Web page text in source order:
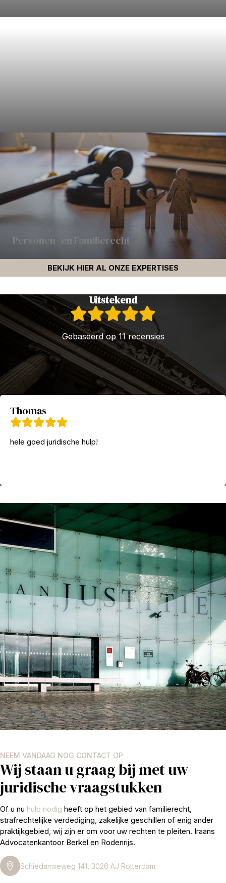
Personen- en Familierecht
BEKIJK HIER AL ONZE EXPERTISES
Uitstekend
Gebaseerd op 11 recensies
Thomas
hele goed juridische hulp!
NEEM VANDAAG NOG CONTACT OP
Wij staan u graag bij met uw
juridische vraagstukken
Of u nu hulp nodig heeft op het gebied van familierecht,
strafrechtelijke verdediging, zakelijke geschillen of enig ander
praktijkgebied, wij zijn er om voor uw rechten te pleiten. Iraans
Advocatenkantoor Berkel en Rodenrijs.
Schiedamseweg 141, 3026 AJ Rotterdam